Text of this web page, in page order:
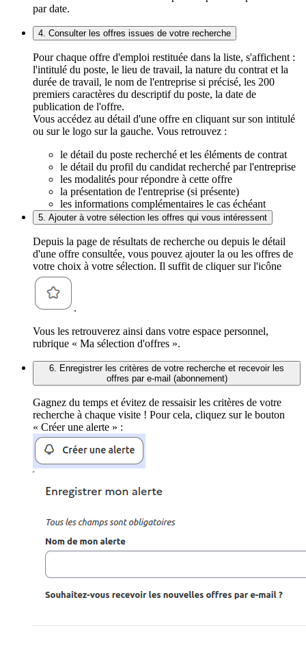
par date.
4. Consulter les offres issues de votre recherche
Pour chaque offre d'emploi restituée dans la liste, s'affichent :
l'intitulé du poste, le lieu de travail, la nature du contrat et la
durée de travail, le nom de l'entreprise si précisé, les 200
premiers caractères du descriptif du poste, la date de
publication de l'offre.
Vous accédez au détail d'une offre en cliquant sur son intitulé
ou sur le logo sur la gauche. Vous retrouvez :
le détail du poste recherché et les éléments de contrat
le détail du profil du candidat recherché par l'entreprise
les modalités pour répondre à cette offre
la présentation de l'entreprise (si présente)
les informations complémentaires le cas échéant
5. Ajouter à votre sélection les offres qui vous intéressent
Depuis la page de résultats de recherche ou depuis le détail
d'une offre consultée, vous pouvez ajouter la ou les offres de
votre choix à votre sélection. Il suffit de cliquer sur l'icône
.
Vous les retrouverez ainsi dans votre espace personnel,
rubrique « Ma sélection d'offres ».
6. Enregistrer les critères de votre recherche et recevoir les
offres par e-mail (abonnement)
Gagnez du temps et évitez de ressaisir les critères de votre
recherche à chaque visite ! Pour cela, cliquez sur le bouton
« Créer une alerte » :